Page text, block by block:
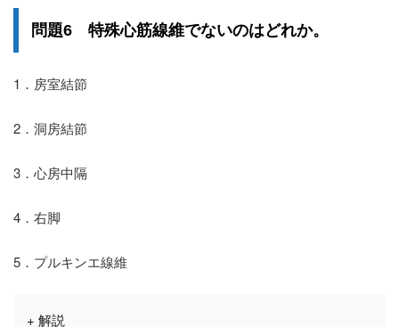
問題6 特殊心筋線維でないのはどれか。
1．房室結節
2．洞房結節
3．心房中隔
4．右脚
5．プルキンエ線維
+ 解説